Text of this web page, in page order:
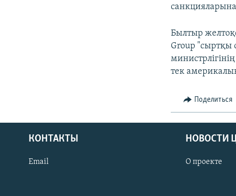
санкцияларына
Былтыр
Group "сыртқы
тек
Поделиться
КОНТАКТЫ
Email
НОВОСТИ
О проекте